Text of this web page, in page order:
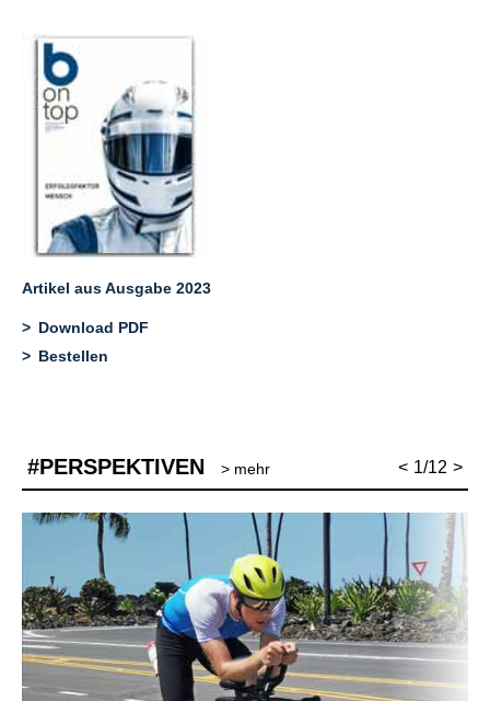
Artikel aus Ausgabe 2023
Download PDF
Bestellen
#PERSPEKTIVEN > mehr < 1/12 >